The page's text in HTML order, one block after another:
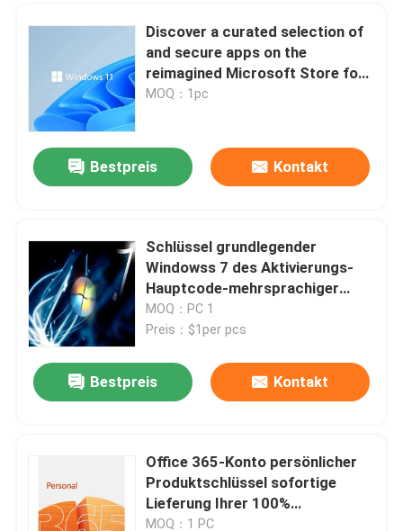
Videos
Über uns
Kontakt mit uns
Neuigkeiten
Bitte um ein Angebot
Office 2024 Schlüssel kaufen
Berufsplus des Büros 2021
Discover a curated selection of
and secure apps on the
reimagined Microsoft Store for
Business on Windows 11
MOQ：1pc
Bestpreis Kontakt
Schlüssel grundlegender
Windowss 7 des Aktivierungs-
Hauptcode-mehrsprachiger
Produkt-32Bit
MOQ：PC 1
Preis：$1per pcs
Bestpreis Kontakt
Office 365-Konto persönlicher
Produktschlüssel sofortige
Lieferung Ihrer 100%
Originallizenz
MOQ：1 PC